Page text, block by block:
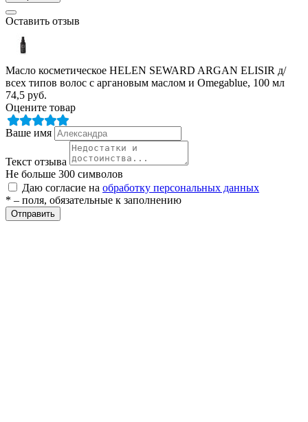
Оставить отзыв
Масло косметическое HELEN SEWARD ARGAN ELISIR д/
всех типов волос с аргановым маслом и Omegablue, 100 мл
74,5 руб.
Оцените товар
Ваше имя
Текст отзыва
Не больше 300 символов
Даю согласие на обработку персональных данных
* – поля, обязательные к заполнению
Отправить